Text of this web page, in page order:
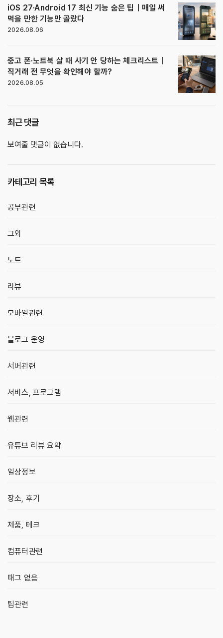
iOS 27·Android 17 최신 기능 숨은 팁｜매일 써
먹을 만한 기능만 골랐다
2026.08.06
중고 폰·노트북 살 때 사기 안 당하는 체크리스트｜
직거래 전 무엇을 확인해야 할까?
2026.08.05
최근 댓글
보여줄 댓글이 없습니다.
카테고리 목록
공부관련
그외
노트
리뷰
모바일관련
블로그 운영
서버관련
서비스, 프로그램
웹관련
유튜브 리뷰 요약
일상정보
장소, 후기
제품, 테크
컴퓨터관련
태그 없음
팁관련